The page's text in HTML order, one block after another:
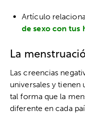
Artículo
de sexo con tus
La
Las creencias
universales y
tal forma que la
diferente en cada